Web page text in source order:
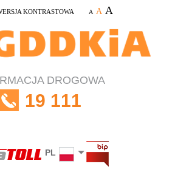
KONTRASTOWA A A A
DROGOWA
19 111
PL